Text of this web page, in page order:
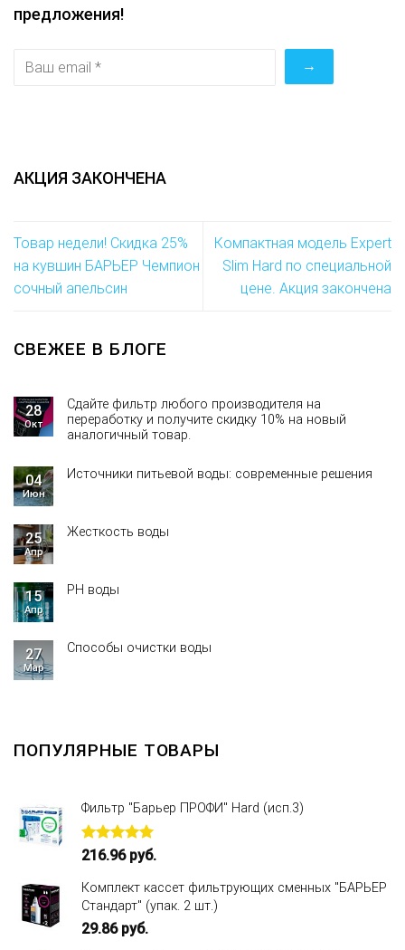
предложения!
АКЦИЯ ЗАКОНЧЕНА
Товар недели! Скидка 25%
на кувшин БАРЬЕР Чемпион
сочный апельсин
Компактная модель Expert
Slim Hard по специальной
цене. Акция закончена
СВЕЖЕЕ В БЛОГЕ
28
Окт
Сдайте фильтр любого производителя на
переработку и получите скидку 10% на новый
аналогичный товар.
04
Июн
Источники питьевой воды: современные решения
25
Апр
Жесткость воды
15
Апр
PH воды
27
Мар
Способы очистки воды
ПОПУЛЯРНЫЕ ТОВАРЫ
Фильтр "Барьер ПРОФИ" Hard (исп.3)
Оценка
из 5
216.96руб.
Комплект кассет фильтрующих сменных "БАРЬЕР
Стандарт" (упак. 2 шт.)
29.86руб.